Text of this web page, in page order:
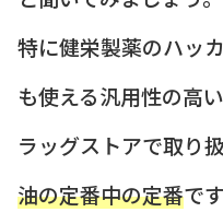
特に健栄製薬のハッ
も使える汎用性の高
ラッグストアで取り
油の定番中の定番です